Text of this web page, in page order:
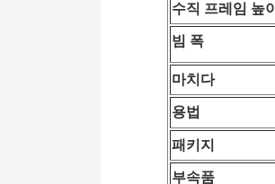
수직 프레임 높이
빔 폭
마치다
용법
패키지
부속품